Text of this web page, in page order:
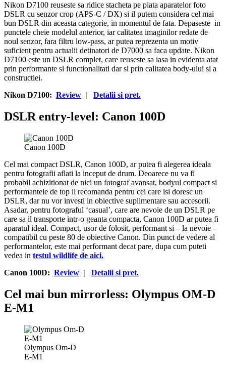
Nikon D7100 reuseste sa ridice stacheta pe piata aparatelor foto
DSLR cu senzor crop (APS-C / DX) si il putem considera cel mai
bun DSLR din aceasta categorie, in momentul de fata. Depaseste in
punctele cheie modelul anterior, iar calitatea imaginilor redate de
noul senzor, fara filtru low-pass, ar putea reprezenta un motiv
suficient pentru actualii detinatori de D7000 sa faca update. Nikon
D7100 este un DSLR complet, care reuseste sa iasa in evidenta atat
prin performante si functionalitati dar si prin calitatea body-ului si a
constructiei.
Nikon D7100: Review | Detalii si pret.
DSLR entry-level: Canon 100D
Canon 100D
Cel mai compact DSLR, Canon 100D, ar putea fi alegerea ideala
pentru fotografii aflati la inceput de drum. Deoarece nu va fi
probabil achizitionat de nici un fotograf avansat, bodyul compact si
performantele de top il recomanda pentru cei care isi doresc un
DSLR, dar nu vor investi in obiective suplimentare sau accesorii.
Asadar, pentru fotograful ‘casual’, care are nevoie de un DSLR pe
care sa il transporte intr-o geanta compacta, Canon 100D ar putea fi
aparatul ideal. Compact, usor de folosit, performant si – la nevoie –
compatibil cu peste 80 de obiective Canon. Din punct de vedere al
performantelor, este mai performant decat pare, dupa cum puteti
vedea in testul wildlife de aici.
Canon 100D: Review | Detalii si pret.
Cel mai bun mirrorless: Olympus OM-D
E-M1
Olympus Om-D
E-M1